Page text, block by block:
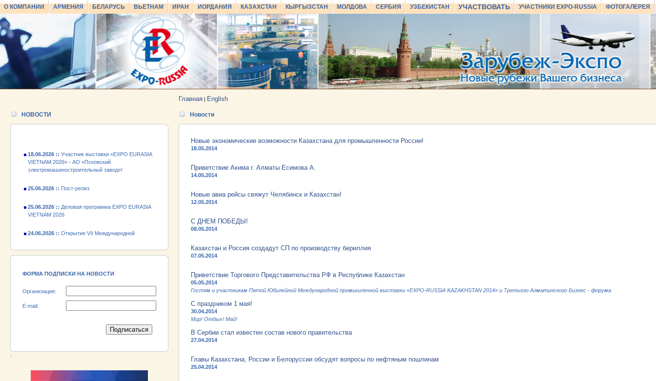
О КОМПАНИИ АРМЕНИЯ БЕЛАРУСЬ ВЬЕТНАМ ИРАН ИОРДАНИЯ КАЗАХСТАН КЫРГЫЗСТАН МОЛДОВА СЕРБИЯ УЗБЕКИСТАН УЧАСТВОВАТЬ УЧАСТНИКИ EXPO-RUSSIA ФОТОГАЛЕРЕЯ
Главная | English
НОВОСТИ
25.06.2026 ::Пост-релиз
25.06.2026 ::Деловая программа EXPO EURASIA
промышленной выставки «EXPO EURASIA
VIETNAM 2026»
VIETNAM 2026» - АО «Псковский
электромашиностроительный завод»!
VIETNAM 2026
промышленной выставки «EXPO EURASIA
18.06.2026 ::Участник выставки «EXPO EURASIA
электромашиностроительный завод»!
ФОРМА ПОДПИСКИ НА НОВОСТИ
Организация:
E-mail:
Новости
Новые экономические возможности Казахстана для промышленности России!
18.05.2014
Приветствие Акима г. Алматы Есимова А.
14.05.2014
Новые авиа рейсы свяжут Челябинск и Казахстан!
12.05.2014
С ДНЕМ ПОБЕДЫ!
08.05.2014
Казахстан и Россия создадут СП по производству бериллия
07.05.2014
Приветствие Торгового Представительства РФ в Республике Казахстан
05.05.2014
Гостям и участникам Пятой Юбилейной Международной промышленной выставки «EXPO-RUSSIA KAZAKHSTAN 2014» и Третьего Алматинского Бизнес - форума
С праздником 1 мая!
30.04.2014
Мир! Отдых! Май!
В Сербии стал известен состав нового правительства
27.04.2014
Главы Казахстана, России и Белоруссии обсудят вопросы по нефтяным пошлинам
25.04.2014